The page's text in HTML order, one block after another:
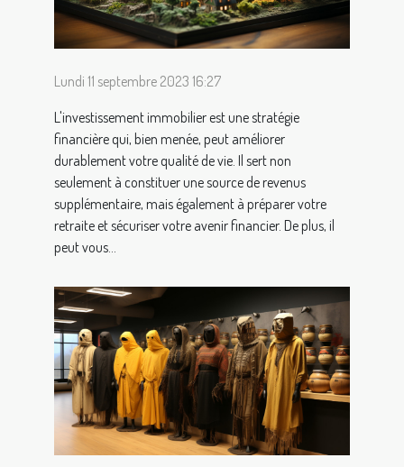
Lundi 11 septembre 2023 16:27
L'investissement immobilier est une stratégie
financière qui, bien menée, peut améliorer
durablement votre qualité de vie. Il sert non
seulement à constituer une source de revenus
supplémentaire, mais également à préparer votre
retraite et sécuriser votre avenir financier. De plus, il
peut vous...